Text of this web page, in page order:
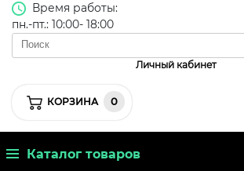
Время работы:
пн.-пт.: 10:00- 18:00
Личный кабинет
КОРЗИНА 0
Каталог товаров